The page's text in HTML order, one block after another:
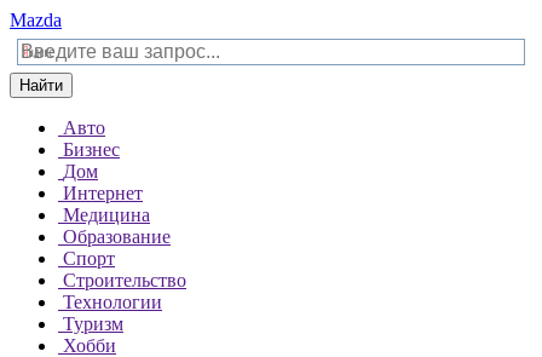
Mazda
Найти
Авто
Бизнес
Дом
Интернет
Медицина
Образование
Спорт
Строительство
Технологии
Туризм
Хобби